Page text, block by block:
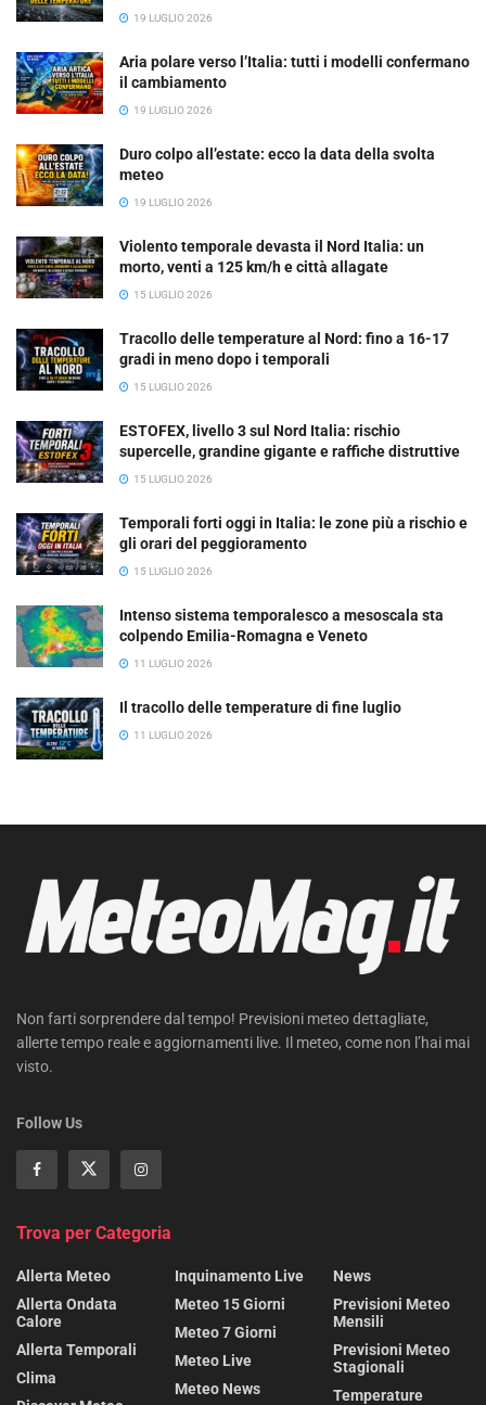
19 LUGLIO 2026
Aria polare verso l’Italia: tutti i modelli confermano
il cambiamento
19 LUGLIO 2026
Duro colpo all’estate: ecco la data della svolta
meteo
19 LUGLIO 2026
Violento temporale devasta il Nord Italia: un
morto, venti a 125 km/h e città allagate
15 LUGLIO 2026
Tracollo delle temperature al Nord: fino a 16-17
gradi in meno dopo i temporali
15 LUGLIO 2026
ESTOFEX, livello 3 sul Nord Italia: rischio
supercelle, grandine gigante e raffiche distruttive
15 LUGLIO 2026
Temporali forti oggi in Italia: le zone più a rischio e
gli orari del peggioramento
15 LUGLIO 2026
Intenso sistema temporalesco a mesoscala sta
colpendo Emilia-Romagna e Veneto
11 LUGLIO 2026
Il tracollo delle temperature di fine luglio
11 LUGLIO 2026
Non farti sorprendere dal tempo! Previsioni meteo dettagliate,
allerte tempo reale e aggiornamenti live. Il meteo, come non l’hai mai
visto.
Follow Us
Trova per Categoria
Allerta Meteo
Allerta Ondata
Calore
Allerta Temporali
Clima
Inquinamento Live
Meteo 15 Giorni
Meteo 7 Giorni
Meteo Live
Meteo News
News
Previsioni Meteo
Mensili
Previsioni Meteo
Stagionali
Temperature